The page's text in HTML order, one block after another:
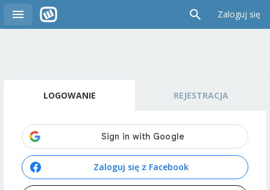
Zaloguj się
LOGOWANIE REJESTRACJA
Zaloguj się z Facebook